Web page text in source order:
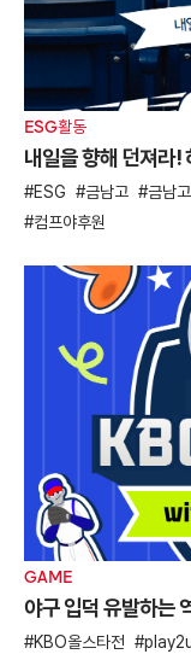
ESG활동
내일을 향해 던져라!
ESG 금남고 금남
컴프야후원
GAME
야구 입덕 유발하는
KBO올스타전